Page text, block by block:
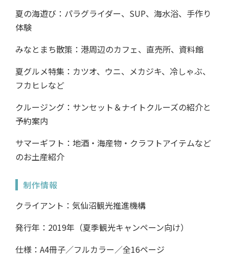
夏の海遊び：パラグライダー、SUP、海水浴、手作り
体験
みなとまち散策：港周辺のカフェ、直売所、資料館
夏グルメ特集：カツオ、ウニ、メカジキ、冷しゃぶ、
フカヒレなど
クルージング：サンセット＆ナイトクルーズの紹介と
予約案内
サマーギフト：地酒・海産物・クラフトアイテムなど
のお土産紹介
制作情報
クライアント：気仙沼観光推進機構
発行年：2019年（夏季観光キャンペーン向け）
仕様：A4冊子／フルカラー／全16ページ